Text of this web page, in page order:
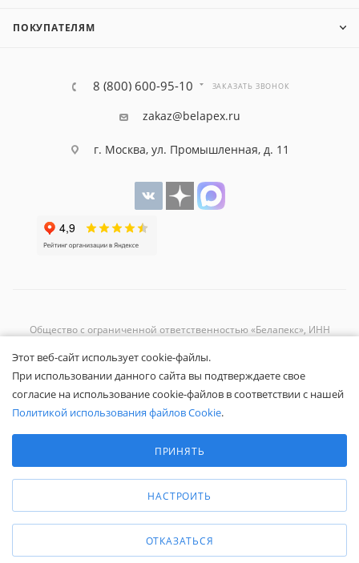
ПОКУПАТЕЛЯМ
8 (800) 600-95-10 ЗАКАЗАТЬ ЗВОНОК
zakaz@belapex.ru
г. Москва, ул. Промышленная, д. 11
Общество с ограниченной ответственностью «Белапекс», ИНН
Обращаем ваше внимание, что вся представленная на сайте
информация носит исключительно информационный характер и не
является публичной офертой.
Вы принимаете условияполитики
сайте Белапекс.ру.
Этот веб-сайт использует cookie-файлы.
При использовании данного сайта вы подтверждаете свое
согласие на использование cookie-файлов в соответствии с нашей
Политикой использования файлов Cookie.
Аналитические/Функциональные
ПРИНЯТЬ
НАСТРОИТЬ
ОТКАЗАТЬСЯ